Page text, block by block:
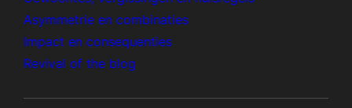
Asymmetrie en combinaties
Impact en consequenties
Revival of the blog